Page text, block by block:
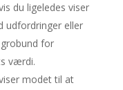
du ligeledes viser
eller
for
værdi.
modet til at